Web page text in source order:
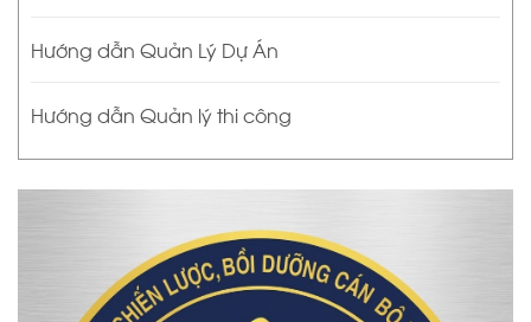
Hướng dẫn Quản Lý Dự Án
Hướng dẫn Quản lý thi công